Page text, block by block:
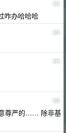
35
咋办哈哈哈
36
37
38
尊严的…… 除非基